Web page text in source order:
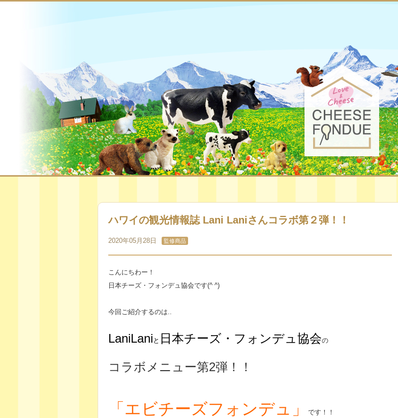
一般社団法人 日本チーズ・フォンデ
ュ協会
チーズ・フォンデュとは
監修商品｜お知らせ
ハワイの観光情報誌 Lani Laniさんコラボ第２弾！！
2020年05月28日 監修商品
こんにちわー！
日本チーズ・フォンデュ協会です(^ ^)
今回ご紹介するのは..
LaniLani と 日本チーズ・フォンデュ協会の
コラボメニュー第2弾！！
「エビチーズフォンデュ」
です！！